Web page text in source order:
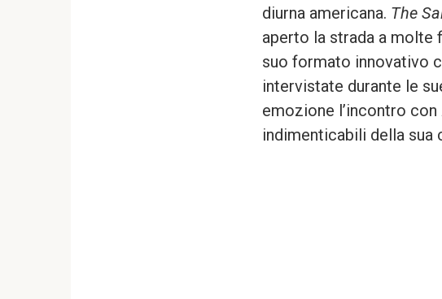
diurna americana. The
aperto la strada a molte
suo formato innovativo
intervistate durante le
emozione l’incontro
indimenticabili della sua